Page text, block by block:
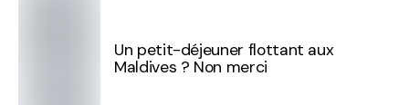
Un petit-déjeuner flottant aux
Maldives ? Non merci